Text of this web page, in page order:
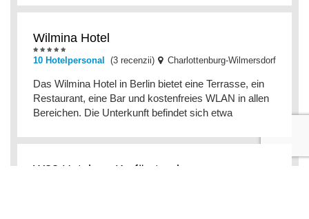
Wilmina Hotel
10 Hotelpersonal (3 recenzii) Charlottenburg-Wilmersdorf
Das Wilmina Hotel in Berlin bietet eine Terrasse, ein
Restaurant, eine Bar und kostenfreies WLAN in allen
Bereichen. Die Unterkunft befindet sich etwa
W22 Hotel am Kurfürstendamm